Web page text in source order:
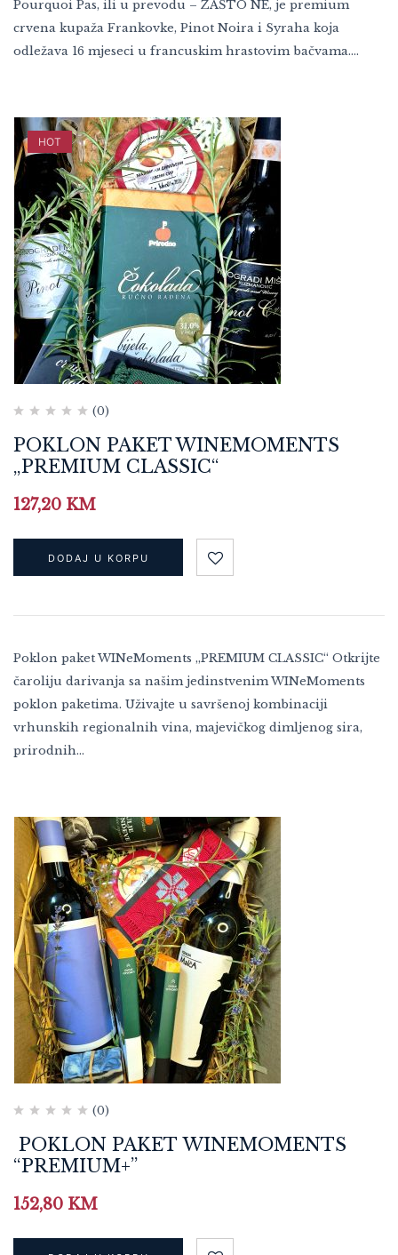
Pourquoi Pas, ili u prevodu – ZAŠTO NE, je premium
crvena kupaža Frankovke, Pinot Noira i Syraha koja
odležava 16 mjeseci u francuskim hrastovim bačvama.…
HOT
(0)
POKLON PAKET WINEMOMENTS
„PREMIUM CLASSIC“
127,20 KM
DODAJ U KORPU
Poklon paket WINeMoments „PREMIUM CLASSIC“ Otkrijte
čaroliju darivanja sa našim jedinstvenim WINeMoments
poklon paketima. Uživajte u savršenoj kombinaciji
vrhunskih regionalnih vina, majevičkog dimljenog sira,
prirodnih…
(0)
POKLON PAKET WINEMOMENTS
“PREMIUM+”
152,80 KM